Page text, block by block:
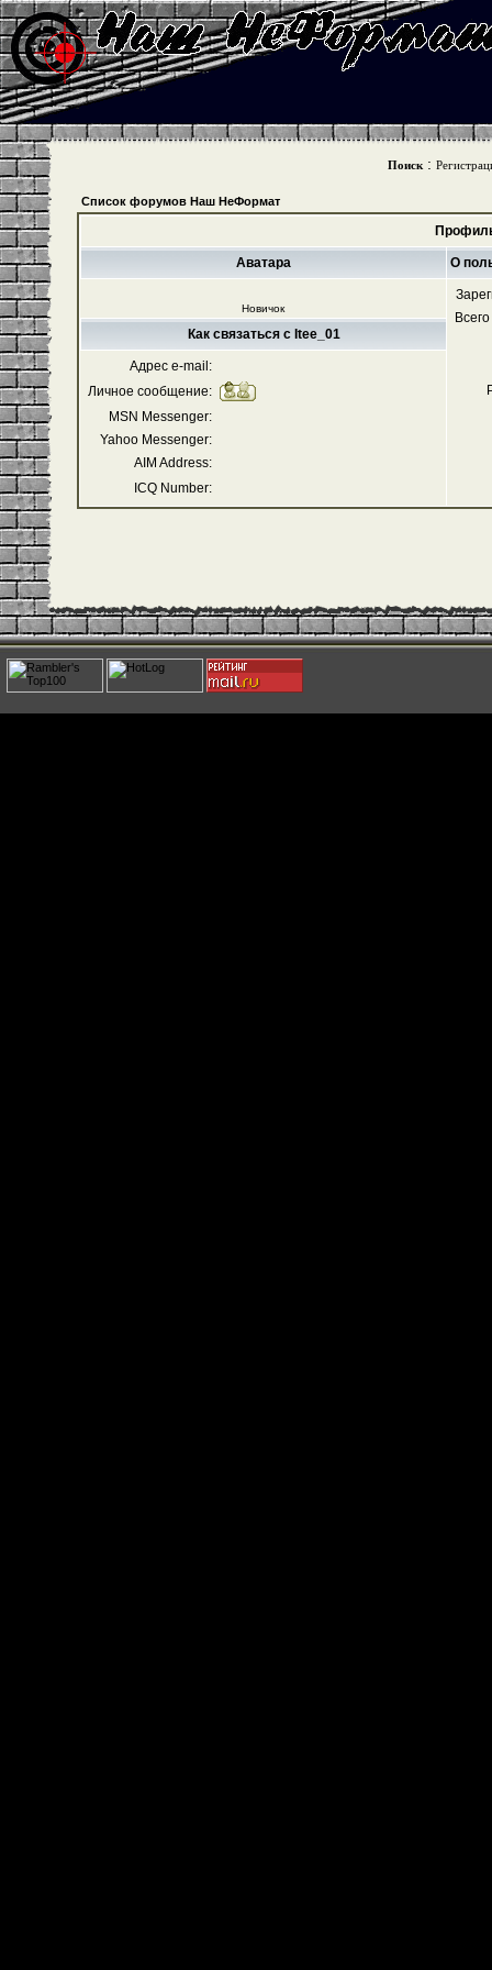
Поиск :
Список форумов Наш НеФормат
Аватара О
Новичок
Как связаться с Itee_01
Адрес e-mail:
Личное сообщение:
MSN Messenger:
Yahoo Messenger:
AIM Address:
ICQ Number: